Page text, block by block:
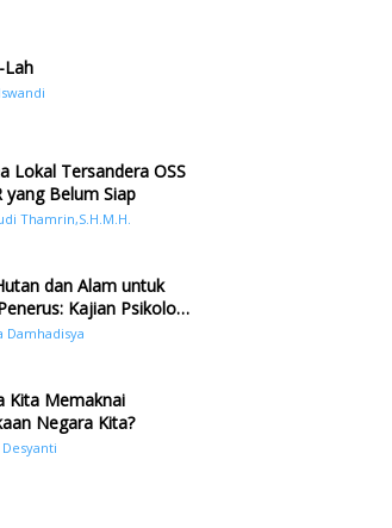
Lah
Lokal Tersandera OSS
yang Belum Siap
Thamrin,S.H.M.H.
dan Alam untuk
Kajian Psikologi
di
Damhadisya
Kita Memaknai
Negara Kita?